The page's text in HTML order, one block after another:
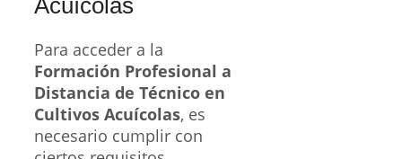
Para acceder a la
Formación Profesional a
Distancia de Técnico en
Cultivos Acuícolas, es
necesario cumplir con